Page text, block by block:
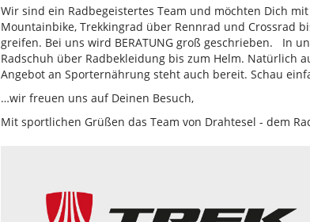
Wir sind ein Radbegeistertes Team und möchten Dich
Mountainbike, Trekkingrad über Rennrad und Crossrad
greifen. Bei uns wird BERATUNG groß geschrieben. In
Radschuh über Radbekleidung bis zum Helm. Natürlich
Angebot an Sporternährung steht auch bereit. Schau
…wir freuen uns auf Deinen Besuch,
Mit sportlichen Grüßen das Team von Drahtesel - dem